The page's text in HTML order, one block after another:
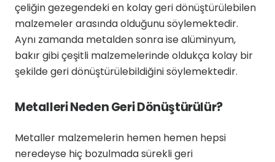
çeliğin gezegendeki en kolay geri dönüştürülebilen
malzemeler arasında olduğunu söylemektedir.
Aynı zamanda metalden sonra ise alüminyum,
bakır gibi çeşitli malzemelerinde oldukça kolay bir
şekilde geri dönüştürülebildiğini söylemektedir.
Metalleri Neden Geri Dönüştürülür?
Metaller malzemelerin hemen hemen hepsi
neredeyse hiç bozulmada sürekli geri